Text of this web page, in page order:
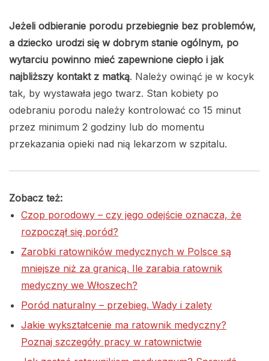
Jeżeli odbieranie porodu przebiegnie bez problemów,
a dziecko urodzi się w dobrym stanie ogólnym, po
wytarciu powinno mieć zapewnione ciepło i jak
najbliższy kontakt z matką. Należy owinąć je w kocyk
tak, by wystawała jego twarz. Stan kobiety po
odebraniu porodu należy kontrolować co 15 minut
przez minimum 2 godziny lub do momentu
przekazania opieki nad nią lekarzom w szpitalu.
Zobacz też:
Czop porodowy – czy jego odejście oznacza, że
rozpoczął się poród?
Zarobki ratowników medycznych w Polsce są
mniejsze niż za granicą. Ile zarabia ratownik
medyczny we Włoszech?
Poród naturalny – przebieg. Wady i zalety
Jakie wykształcenie ma ratownik medyczny?
Poznaj szczegóły pracy w ratownictwie